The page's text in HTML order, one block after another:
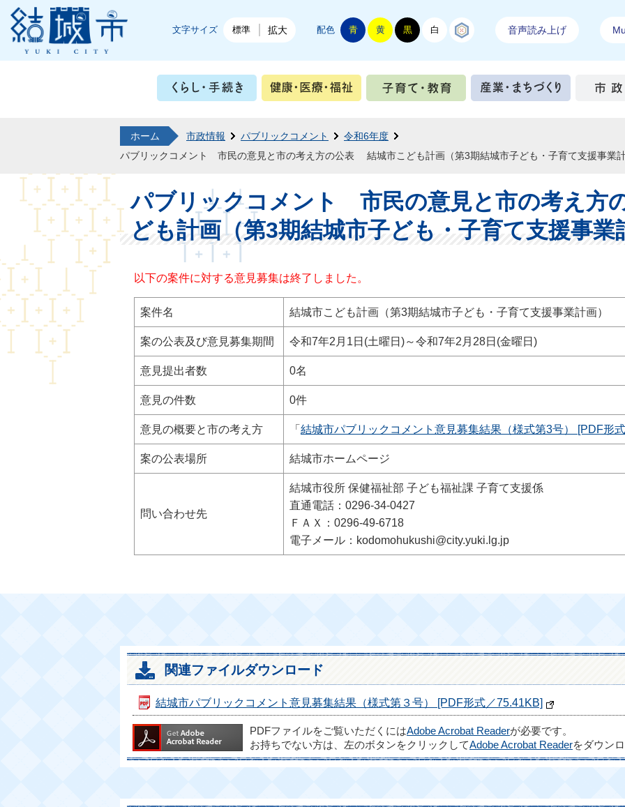
結城市公式ホームページ
文字サイズ 標準 拡大 配色 青 黄 黒 白 音声読み上げ
くらし・手続き 健康・医療・福祉 子育て・教育 産業・
ホーム 市政情報 パブリックコメント
令和6年度
パブリックコメント 市民の意見と市の考え方の公表 結城市こども計画（第3期結城市子ども・子育て支援事業
パブリックコメント 市民の意見と市の考え
ども計画（第3期結城市子ども・子育て支援事業
以下の案件に対する意見募集は終了しました。
案件名 結城市こども計画（第3期結城市子ども・子育て支援事業計画）
案の公表及び意見募集期間 令和7年2月1日(土曜日)～令和7年2月28日(金曜日)
意見提出者数 0名
意見の件数 0件
意見の概要と市の考え方 「 結城市パブリックコメント意見募集結果（様式第3号） [PDF形
案の公表場所 結城市ホームページ
問い合わせ先
結城市役所 保健福祉部 子ども福祉課 子育て支援係
直通電話：0296-34-0427
ＦＡＸ：0296-49-6718
電子メール：kodomohukushi@city.yuki.lg.jp
関連ファイルダウンロード
結城市パブリックコメント意見募集結果（様式第３号） [PDF形式／75.41KB]
PDFファイルをご覧いただくにはAdobe Acrobat Readerが必要です。
お持ちでない方は、左のボタンをクリックしてAdobe Acrobat Readerをダウン